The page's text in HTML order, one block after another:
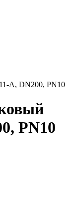
A, DN200, PN10
PN10